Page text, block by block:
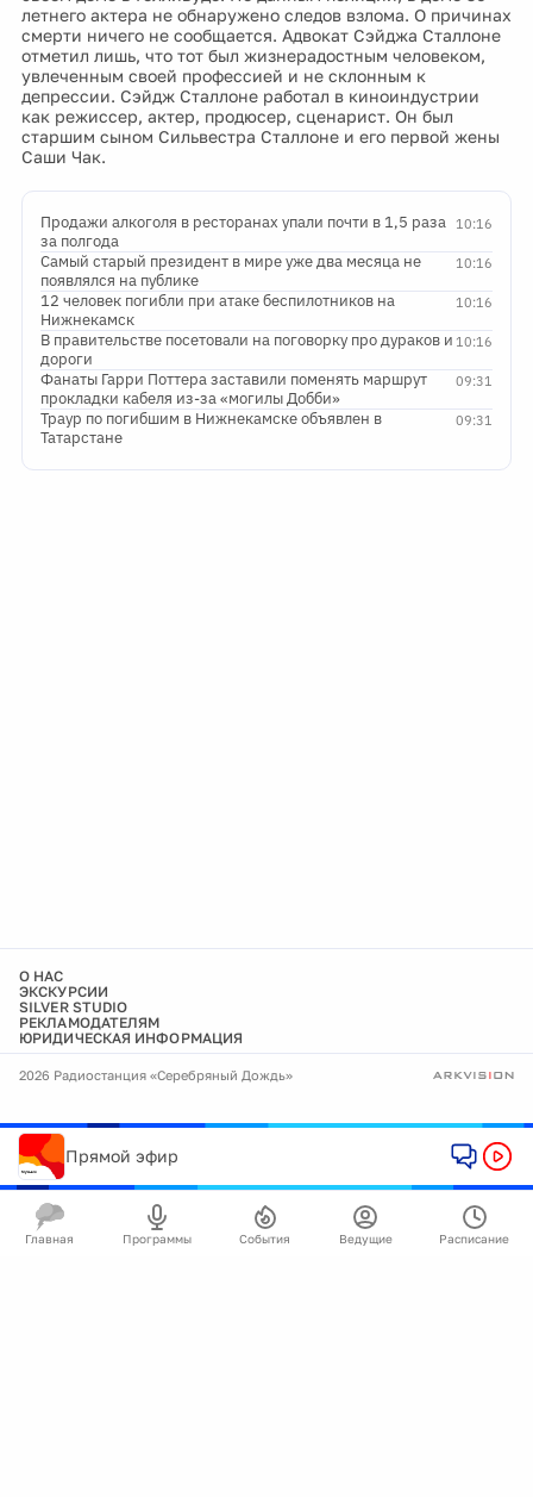
летнего актера не обнаружено следов взлома. О причинах
смерти ничего не сообщается. Адвокат Сэйджа Сталлоне
отметил лишь, что тот был жизнерадостным человеком,
увлеченным своей профессией и не склонным к
депрессии. Сэйдж Сталлоне работал в киноиндустрии
как режиссер, актер, продюсер, сценарист. Он был
старшим сыном Сильвестра Сталлоне и его первой жены
Саши Чак.
10:16
Продажи алкоголя в ресторанах упали почти в 1,5 раза
за полгода
10:16
Самый старый президент в мире уже два месяца не
появлялся на публике
10:16
12 человек погибли при атаке беспилотников на
Нижнекамск
10:16
В правительстве посетовали на поговорку про дураков и
дороги
09:31
Фанаты Гарри Поттера заставили поменять маршрут
прокладки кабеля из-за «могилы Добби»
09:31
Траур по погибшим в Нижнекамске объявлен в
Татарстане
О НАС
ЭКСКУРСИИ
SILVER STUDIO
РЕКЛАМОДАТЕЛЯМ
ЮРИДИЧЕСКАЯ ИНФОРМАЦИЯ
2026 Радиостанция «Серебряный Дождь»
Прямой эфир
Главная Программы События Ведущие Расписание